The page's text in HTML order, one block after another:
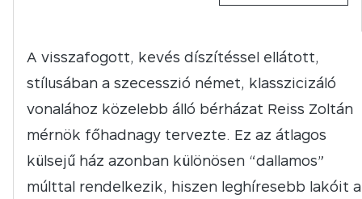
A visszafogott, kevés díszítéssel ellátott,
stílusában a szecesszió német, klasszicizáló
vonalához közelebb álló bérházat Reiss Zoltán
mérnök főhadnagy tervezte. Ez az átlagos
külsejű ház azonban különösen “dallamos”
múlttal rendelkezik, hiszen leghíresebb lakóit a